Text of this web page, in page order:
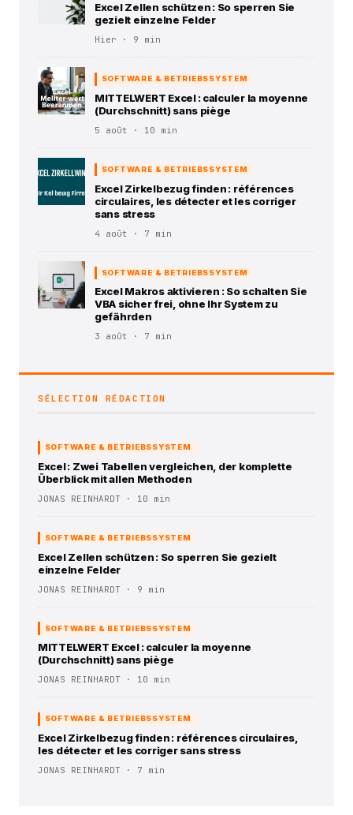
Excel Zellen schützen : So sperren Sie
gezielt einzelne Felder
Hier · 9 min
SOFTWARE & BETRIEBSSYSTEM
MITTELWERT Excel : calculer la moyenne
(Durchschnitt) sans piège
5 août · 10 min
SOFTWARE & BETRIEBSSYSTEM
Excel Zirkelbezug finden : références
circulaires, les détecter et les corriger
sans stress
4 août · 7 min
SOFTWARE & BETRIEBSSYSTEM
Excel Makros aktivieren : So schalten Sie
VBA sicher frei, ohne Ihr System zu
gefährden
3 août · 7 min
SÉLECTION RÉDACTION
SOFTWARE & BETRIEBSSYSTEM
Excel : Zwei Tabellen vergleichen, der komplette
Überblick mit allen Methoden
JONAS REINHARDT · 10 min
SOFTWARE & BETRIEBSSYSTEM
Excel Zellen schützen : So sperren Sie gezielt
einzelne Felder
JONAS REINHARDT · 9 min
SOFTWARE & BETRIEBSSYSTEM
MITTELWERT Excel : calculer la moyenne
(Durchschnitt) sans piège
JONAS REINHARDT · 10 min
SOFTWARE & BETRIEBSSYSTEM
Excel Zirkelbezug finden : références circulaires,
les détecter et les corriger sans stress
JONAS REINHARDT · 7 min